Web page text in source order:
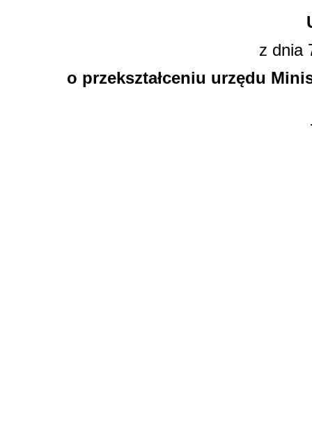
z dnia
o przekształceniu urzędu